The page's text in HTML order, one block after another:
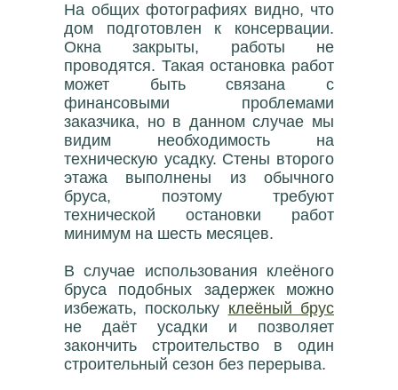
На общих фотографиях видно, что
дом подготовлен к консервации.
Окна закрыты, работы не
проводятся. Такая остановка работ
может быть связана с
финансовыми проблемами
заказчика, но в данном случае мы
видим необходимость на
техническую усадку. Стены второго
этажа выполнены из обычного
бруса, поэтому требуют
технической остановки работ
минимум на шесть месяцев.
В случае использования клеёного
бруса подобных задержек можно
избежать, поскольку клеёный брус
не даёт усадки и позволяет
закончить строительство в один
строительный сезон без перерыва.